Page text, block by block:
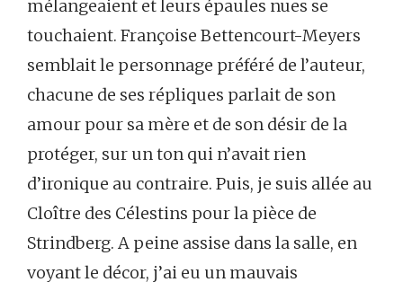
mélangeaient et leurs épaules nues se
touchaient. Françoise Bettencourt-Meyers
semblait le personnage préféré de l’auteur,
chacune de ses répliques parlait de son
amour pour sa mère et de son désir de la
protéger, sur un ton qui n’avait rien
d’ironique au contraire. Puis, je suis allée au
Cloître des Célestins pour la pièce de
Strindberg. A peine assise dans la salle, en
voyant le décor, j’ai eu un mauvais